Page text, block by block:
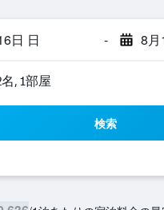
日 日 - 8月
, 1​部屋
検索